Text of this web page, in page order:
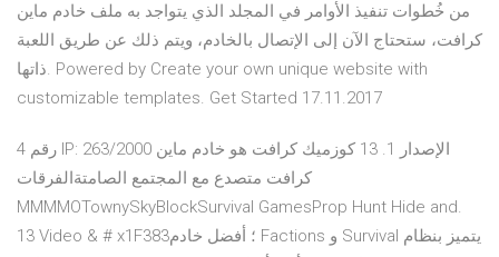
من خُطوات تنفيذ الأوامر في المجلد الذي يتواجد به ملف خادم ماين
كرافت، ستحتاج الآن إلى الإتصال بالخادم، ويتم ذلك عن طريق اللعبة
ذاتها. Powered by Create your own unique website with
customizable templates. Get Started 17.11.2017
رقم 4 IP: 263/2000 الإصدار 1. 13 كوزميك كرافت هو خادم ماين
كرافت متصدع مع المجتمع الصامتةالفرقات
MMMMOTownySkyBlockSurvival GamesProp Hunt Hide and.
13 Video & # x1F383؛ أفضل خادم Factions و Survival يتميز بنظام